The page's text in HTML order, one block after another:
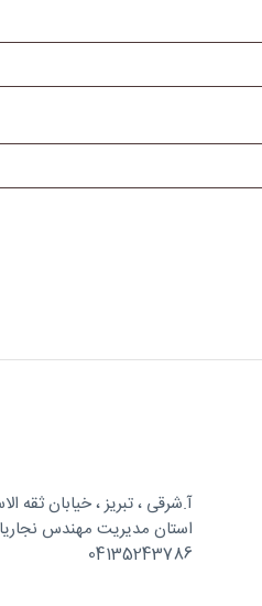
آ.شرقی ، تبریز ، خیابان ثقه
استان مدیریت مهندس
04135243786